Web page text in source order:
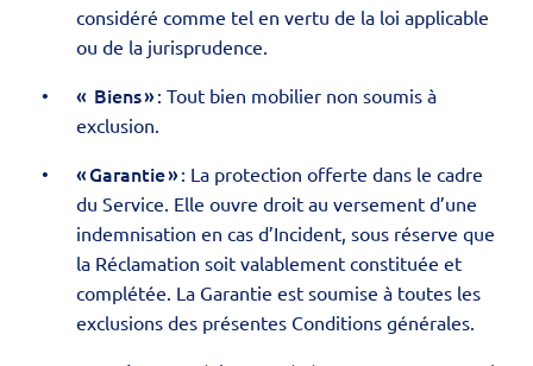
considéré comme tel en vertu de la loi applicable
ou de la jurisprudence.
« Biens »: Tout bien mobilier non soumis à
exclusion.
« Garantie »: La protection offerte dans le cadre
du Service. Elle ouvre droit au versement d’une
indemnisation en cas d’Incident, sous réserve que
la Réclamation soit valablement constituée et
complétée. La Garantie est soumise à toutes les
exclusions des présentes Conditions générales.